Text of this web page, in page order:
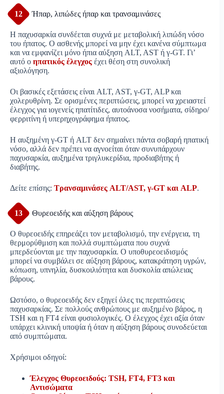
12 Ήπαρ, λιπώδες ήπαρ και τρανσαμινάσες
Η παχυσαρκία συνδέεται συχνά με μεταβολική λιπώδη νόσο
του ήπατος. Ο ασθενής μπορεί να μην έχει κανένα σύμπτωμα
και να εμφανίζει μόνο ήπια αύξηση ALT, AST ή γ-GT. Γι’
αυτό ο ηπατικός έλεγχος έχει θέση στη συνολική
αξιολόγηση.
Οι βασικές εξετάσεις είναι ALT, AST, γ-GT, ALP και
χολερυθρίνη. Σε ορισμένες περιπτώσεις, μπορεί να χρειαστεί
έλεγχος για ιογενείς ηπατίτιδες, αυτοάνοσα νοσήματα, σίδηρο/
φερριτίνη ή υπερηχογράφημα ήπατος.
Η αυξημένη γ-GT ή ALT δεν σημαίνει πάντα σοβαρή ηπατική
νόσο, αλλά δεν πρέπει να αγνοείται όταν συνυπάρχουν
παχυσαρκία, αυξημένα τριγλυκερίδια, προδιαβήτης ή
διαβήτης.
Δείτε επίσης: Τρανσαμινάσες ALT/AST, γ-GT και ALP.
13 Θυρεοειδής και αύξηση βάρους
Ο θυρεοειδής επηρεάζει τον μεταβολισμό, την ενέργεια, τη
θερμορύθμιση και πολλά συμπτώματα που συχνά
μπερδεύονται με την παχυσαρκία. Ο υποθυρεοειδισμός
μπορεί να συμβάλει σε αύξηση βάρους, κατακράτηση υγρών,
κόπωση, υπνηλία, δυσκοιλιότητα και δυσκολία απώλειας
βάρους.
Ωστόσο, ο θυρεοειδής δεν εξηγεί όλες τις περιπτώσεις
παχυσαρκίας. Σε πολλούς ανθρώπους με αυξημένο βάρος, η
TSH και η FT4 είναι φυσιολογικές. Ο έλεγχος έχει αξία όταν
υπάρχει κλινική υποψία ή όταν η αύξηση βάρους συνοδεύεται
από συμπτώματα.
Χρήσιμοι οδηγοί:
Έλεγχος Θυρεοειδούς: TSH, FT4, FT3 και
Αντισώματα